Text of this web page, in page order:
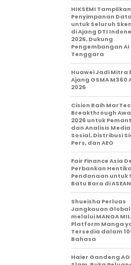
HIKSEMI
Penyimpanan Data
untuk Seluruh
di Ajang DTI
2026, Dukung
Pengembangan AI
Tenggara
Huawei Jadi Mitra
Ajang GSMA M360
2026
Cision Raih
Breakthrough
2026 untuk
dan Analisis Media
Sosial, Distribusi
Pers, dan AEO
Fair Finance Asia
Perbankan
Pendanaan untuk
Batu Bara di ASEAN
Shueisha Perluas
Jangkauan Global
melalui MANGA
Platform Manga
Tersedia dalam
Bahasa
Haier Gandeng AO